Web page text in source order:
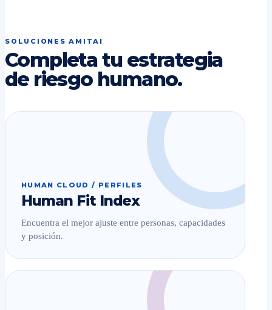
SOLUCIONES AMITAI
Completa tu estrategia
de riesgo humano.
HUMAN CLOUD / PERFILES
Human Fit Index
Encuentra el mejor ajuste entre personas, capacidades
y posición.